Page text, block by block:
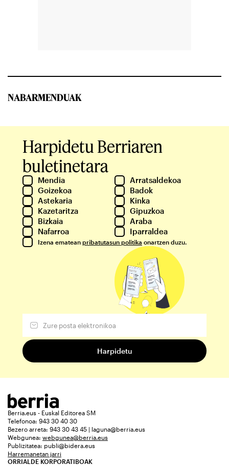
NABARMENDUAK
Harpidetu Berriaren
buletinetara
Mendia
Arratsaldekoa
Goizekoa
Badok
Astekaria
Kinka
Kazetaritza
Gipuzkoa
Bizkaia
Araba
Nafarroa
Iparraldea
Izena ematean pribatutasun politika onartzen duzu.
Berria.eus - Euskal Editorea SM
Telefonoa: 943 30 40 30
Bezero arreta: 943 30 43 45 | laguna@berria.eus
Webgunea: webgunea@berria.eus
Publizitatea: publi@bidera.eus
Harremanetan jarri
ORRIALDE KORPORATIBOAK